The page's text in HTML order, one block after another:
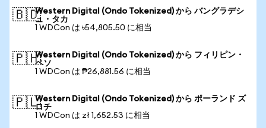
🇧🇩Western Digital (Ondo Tokenized) から バングラデシ
ュ・タカ
1 WDCon は ৳54,805.50 に相当
🇵🇭Western Digital (Ondo Tokenized) から フィリピン・
ペソ
1 WDCon は ₱26,881.56 に相当
🇵🇱Western Digital (Ondo Tokenized) から ポーランド ズ
ロチ
1 WDCon は zł 1,652.53 に相当